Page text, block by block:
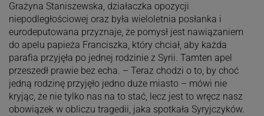
Grażyna Staniszewska, działaczka opozycji
niepodległościowej oraz była wieloletnia posłanka i
eurodeputowana przyznaje, że pomysł jest nawiązaniem
do apelu papieża Franciszka, który chciał, aby każda
parafia przyjęła po jednej rodzinie z Syrii. Tamten apel
przeszedł prawie bez echa. – Teraz chodzi o to, by choć
jedną rodzinę przyjęło jedno duże miasto – mówi nie
kryjąc, że nie tylko nas na to stać, lecz jest to wręcz nasz
obowiązek w obliczu tragedii, jaka spotkała Syryjczyków.